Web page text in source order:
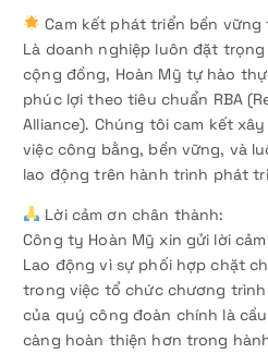
Cam kết phát triển bền vững
Là doanh nghiệp luôn đặt
cộng đồng, Hoàn Mỹ tự hào
phúc lợi theo tiêu chuẩn RBA
Alliance). Chúng tôi cam kết
việc công bằng, bền vững, và
lao động trên hành trình phát
Lời cảm ơn chân thành:
Công ty Hoàn Mỹ xin gửi lời
Lao động vì sự phối hợp chặt
trong việc tổ chức chương
của quý công đoàn chính là
càng hoàn thiện hơn trong